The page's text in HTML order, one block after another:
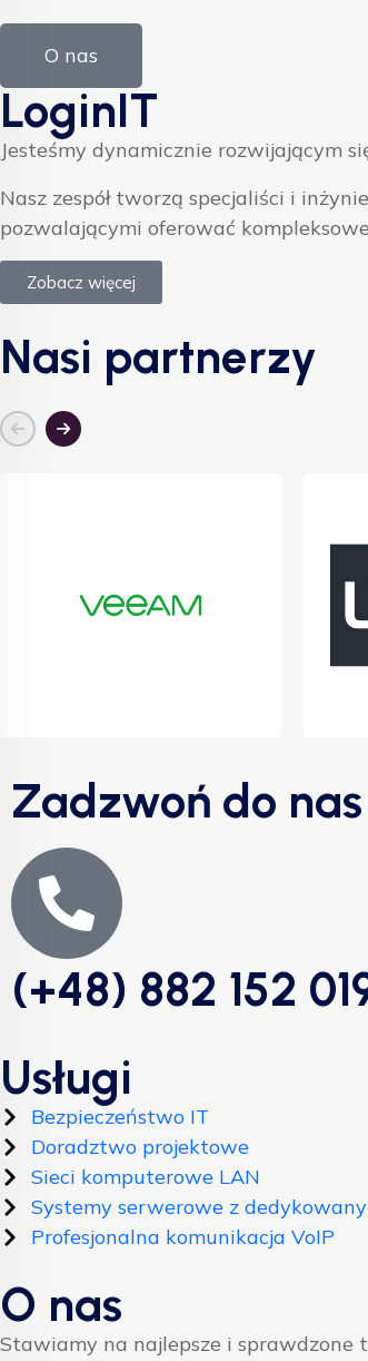
O nas
LoginIT
Jesteśmy dynamicznie rozwijającym
Nasz zespół tworzą specjaliści i
pozwalającymi oferować
Zobacz więcej
Nasi partnerzy
Zadzwoń do nas
(+48) 882 152
Usługi
Bezpieczeństwo IT
Doradztwo projektowe
Sieci komputerowe LAN
Systemy serwerowe z
Profesjonalna komunikacja VoIP
O nas
Stawiamy na najlepsze i sprawdzone